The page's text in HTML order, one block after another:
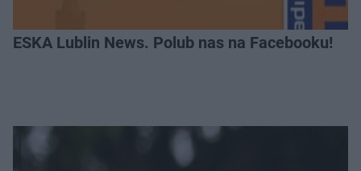
ESKA Lublin News. Polub nas na Facebooku!